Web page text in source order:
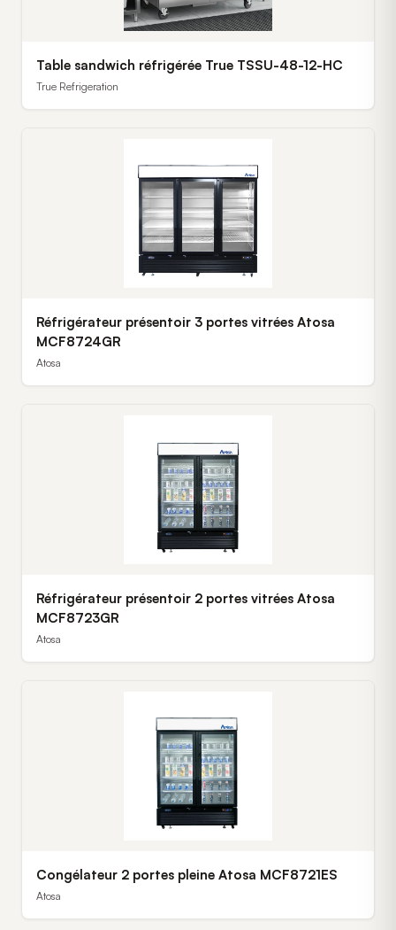
Table sandwich réfrigérée True TSSU-48-12-HC
True Refrigeration
Réfrigérateur présentoir 3 portes vitrées Atosa
MCF8724GR
Atosa
Réfrigérateur présentoir 2 portes vitrées Atosa
MCF8723GR
Atosa
Congélateur 2 portes pleine Atosa MCF8721ES
Atosa